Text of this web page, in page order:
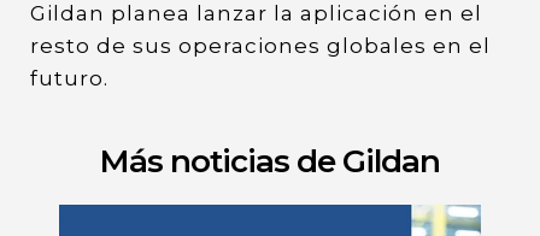
Gildan planea lanzar la aplicación en el
resto de sus operaciones globales en el
futuro.
Más noticias de Gildan